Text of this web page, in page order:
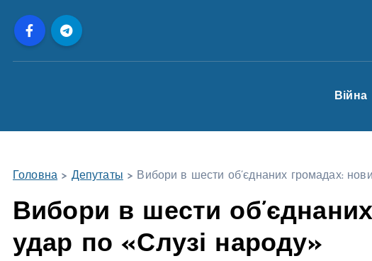
Війна
Головна > Депутаты > Вибори в шести об’єднаних громадах:
Вибори в шести
удар по «Слузі народу»